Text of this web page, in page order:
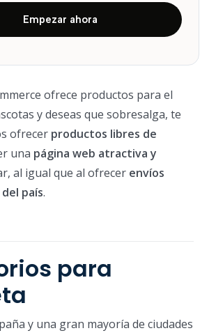
Empezar ahora
ofrece productos para el
y deseas que sobresalga, te
ofrecer productos libres de
una página web atractiva y
al igual que al ofrecer envíos
país.
para
y una gran mayoría de ciudades